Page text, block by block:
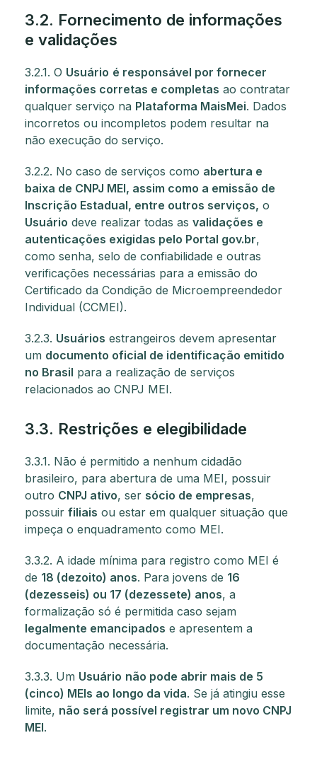
3.2. Fornecimento de informações
e validações
3.2.1. O Usuário é responsável por fornecer
informações corretas e completas ao contratar
qualquer serviço na Plataforma MaisMei. Dados
incorretos ou incompletos podem resultar na
não execução do serviço.
3.2.2. No caso de serviços como abertura e
baixa de CNPJ MEI, assim como a emissão de
Inscrição Estadual, entre outros serviços, o
Usuário deve realizar todas as validações e
autenticações exigidas pelo Portal gov.br,
como senha, selo de confiabilidade e outras
verificações necessárias para a emissão do
Certificado da Condição de Microempreendedor
Individual (CCMEI).
3.2.3. Usuários estrangeiros devem apresentar
um documento oficial de identificação emitido
no Brasil para a realização de serviços
relacionados ao CNPJ MEI.
3.3. Restrições e elegibilidade
3.3.1. Não é permitido a nenhum cidadão
brasileiro, para abertura de uma MEI, possuir
outro CNPJ ativo, ser sócio de empresas,
possuir filiais ou estar em qualquer situação que
impeça o enquadramento como MEI.
3.3.2. A idade mínima para registro como MEI é
de 18 (dezoito) anos. Para jovens de 16
(dezesseis) ou 17 (dezessete) anos, a
formalização só é permitida caso sejam
legalmente emancipados e apresentem a
documentação necessária.
3.3.3. Um Usuário não pode abrir mais de 5
(cinco) MEIs ao longo da vida. Se já atingiu esse
limite, não será possível registrar um novo CNPJ
MEI.